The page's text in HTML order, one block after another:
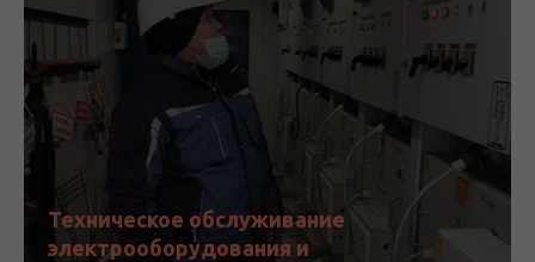
Техническое обслуживание
электрооборудования и